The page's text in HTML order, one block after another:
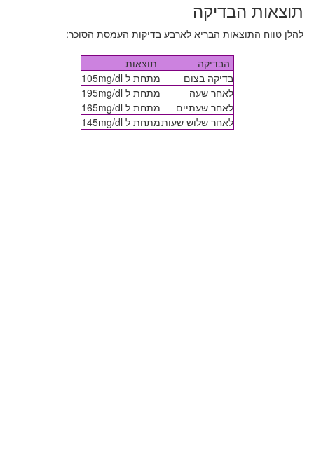
תוצאות הבדיקה
להלן טווח התוצאות הבריא לארבע בדיקות העמסת הסוכר:
תוצאות
הבדיקה
105mg/dl מתחת ל
בדיקה בצום
195mg/dl מתחת ל
לאחר שעה
165mg/dl מתחת ל
לאחר שעתיים
145mg/dl מתחת ללאחר שלוש שעות